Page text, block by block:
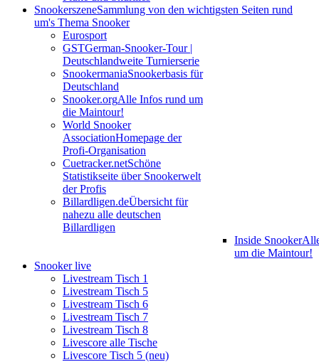
SnookerszeneSammlung von den wichtigsten Seiten rund
um's Thema Snooker
Eurosport
GSTGerman-Snooker-Tour |
Deutschlandweite Turnierserie
SnookermaniaSnookerbasis für
Deutschland
Snooker.orgAlle Infos rund um
die Maintour!
World Snooker
AssociationHomepage der
Profi-Organisation
Cuetracker.netSchöne
Statistikseite über Snookerwelt
der Profis
Billardligen.deÜbersicht für
nahezu alle deutschen
Billardligen
Inside Snooker
um die Maintour!
Snooker live
Livestream Tisch 1
Livestream Tisch 5
Livestream Tisch 6
Livestream Tisch 7
Livestream Tisch 8
Livescore alle Tische
Livescore Tisch 5 (neu)